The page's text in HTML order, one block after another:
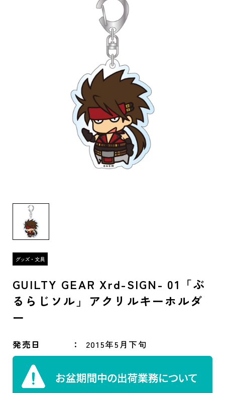
GUILTY GEAR Xrd-SIGN- 01「ぶ
るらじソル」アクリルキーホルダ
ー
発売日 2015年5月下旬